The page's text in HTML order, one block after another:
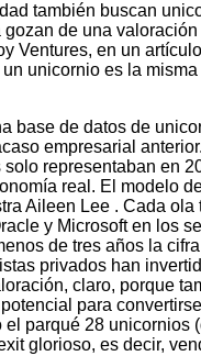
también buscan
de una
Ventures, en un
unicornio es la
base de datos de
empresarial
representaban en
real. El modelo
Aileen Lee . Cada
y Microsoft en los
de tres años la
privados han
claro, porque
para
parqué 28
glorioso, es decir,